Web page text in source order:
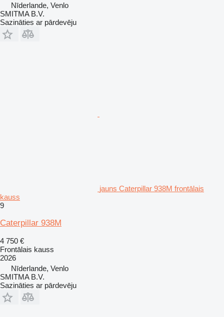
Nīderlande, Venlo
SMITMA B.V.
Sazināties ar pārdevēju
jauns Caterpillar 938M frontālais
kauss
9
Caterpillar 938M
4 750 €
Frontālais kauss
2026
Nīderlande, Venlo
SMITMA B.V.
Sazināties ar pārdevēju